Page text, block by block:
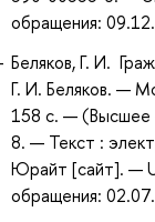
обращения:
Беляков, Г. И.
Г. И. Беляков. —
158 с. — (Высшее
8. — Текст :
Юрайт [сайт]. —
обращения: